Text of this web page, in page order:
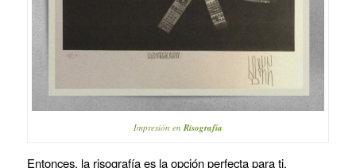
Impresión en Risografía
Entonces, la risografía es la opción perfecta para ti.